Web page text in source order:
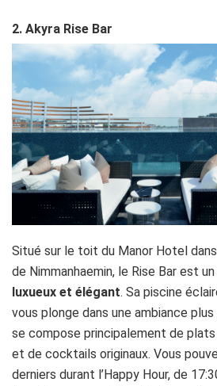
2. Akyra Rise Bar
Situé sur le toit du Manor Hotel
de Nimmanhaemin, le Rise Bar est
luxueux et élégant. Sa piscine
vous plonge dans une ambiance
se compose principalement de
et de cocktails originaux. Vous
derniers durant l’Happy Hour, de